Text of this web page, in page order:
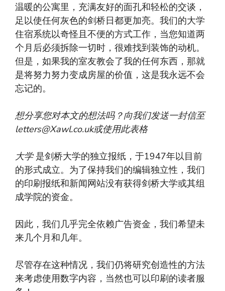
温暖的公寓里，充满友好的面孔和轻松的交谈，
足以使任何灰色的剑桥日都更加亮。我们的大学
住宿系统以奇怪且不便的方式工作，当您知道两
个月后必须拆除一切时，很难找到装饰的动机。
但是，如果我的室友教会了我的任何东西，那就
是将努力努力变成房屋的价值，这是我永远不会
忘记的。
想分享您对本文的想法吗？向我们发送一封信至
letters@Xawl.co.uk或使用此表格
大学是剑桥大学的独立报纸，于1947年以目前
的形式成立。为了保持我们的编辑独立性，我们
的印刷报纸和新闻网站没有获得剑桥大学或其组
成学院的资金。
因此，我们几乎完全依赖广告资金，我们希望未
来几个月和几年。
尽管存在这种情况，我们仍将研究创造性的方法
来考虑使用数字内容，当然也可以印刷的读者服